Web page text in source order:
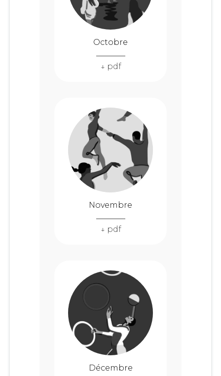
Octobre
↓ pdf
Novembre
↓ pdf
Décembre